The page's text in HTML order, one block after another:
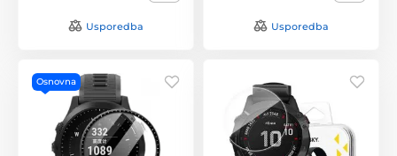
Usporedba Usporedba
Osnovna